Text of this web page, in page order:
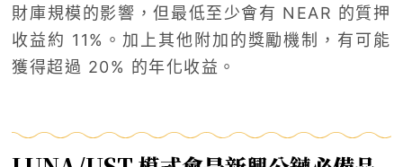
財庫規模的影響，但最低至少會有 NEAR 的質押
收益約 11%。加上其他附加的獎勵機制，有可能
獲得超過 20% 的年化收益。